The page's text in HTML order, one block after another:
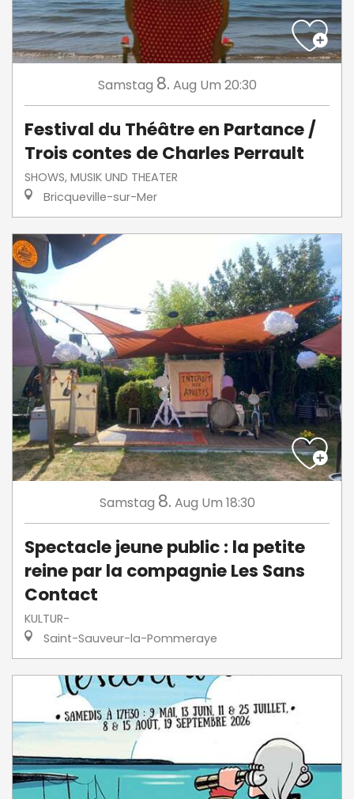
Samstag 8. Aug Um 20:30
Festival du Théâtre en Partance /
Trois contes de Charles Perrault
SHOWS, MUSIK UND THEATER
Bricqueville-sur-Mer
Samstag 8. Aug Um 18:30
Spectacle jeune public : la petite
reine par la compagnie Les Sans
Contact
KULTUR-
Saint-Sauveur-la-Pommeraye